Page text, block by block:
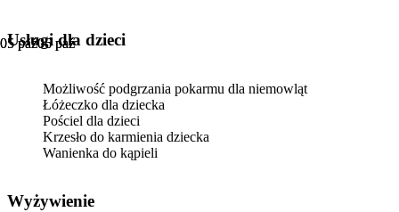
05 paź06 paź
05 paź06 paź
usługi dla dzieci
Możliwość podgrzania pokarmu dla niemowląt
Łóżeczko dla dziecka
Pościel dla dzieci
Krzesło do karmienia dziecka
Wanienka do kąpieli
Wyżywienie